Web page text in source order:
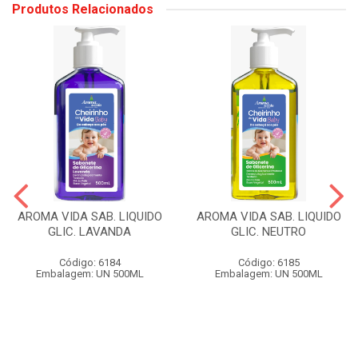
Produtos Relacionados
AROMA VIDA SAB. LIQUIDO
GLIC. LAVANDA
Código: 6184
Embalagem: UN 500ML
AROMA VIDA SAB. LIQUIDO
GLIC. NEUTRO
Código: 6185
Embalagem: UN 500ML